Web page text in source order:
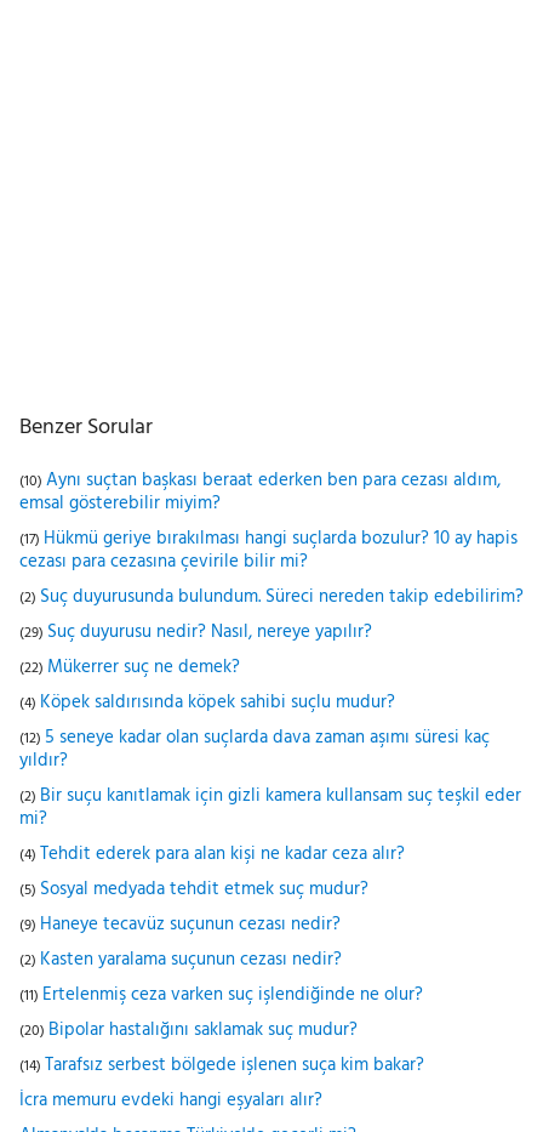
Benzer Sorular
(10) Aynı suçtan başkası beraat ederken ben para cezası aldım,
emsal gösterebilir miyim?
(17) Hükmü geriye bırakılması hangi suçlarda bozulur? 10 ay hapis
cezası para cezasına çevirile bilir mi?
(2) Suç duyurusunda bulundum. Süreci nereden takip edebilirim?
(29) Suç duyurusu nedir? Nasıl, nereye yapılır?
(22) Mükerrer suç ne demek?
(4) Köpek saldırısında köpek sahibi suçlu mudur?
(12) 5 seneye kadar olan suçlarda dava zaman aşımı süresi kaç
yıldır?
(2) Bir suçu kanıtlamak için gizli kamera kullansam suç teşkil eder
mi?
(4) Tehdit ederek para alan kişi ne kadar ceza alır?
(5) Sosyal medyada tehdit etmek suç mudur?
(9) Haneye tecavüz suçunun cezası nedir?
(2) Kasten yaralama suçunun cezası nedir?
(11) Ertelenmiş ceza varken suç işlendiğinde ne olur?
(20) Bipolar hastalığını saklamak suç mudur?
(14) Tarafsız serbest bölgede işlenen suça kim bakar?
İcra memuru evdeki hangi eşyaları alır?